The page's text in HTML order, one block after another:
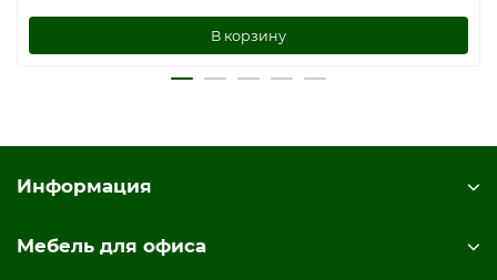
В корзину
Информация
Мебель для офиса